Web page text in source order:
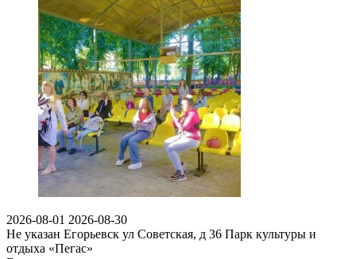
2026-08-01 2026-08-30
Не указан Егорьевск ул Советская, д 36 Парк культуры и
отдыха «Пегас»